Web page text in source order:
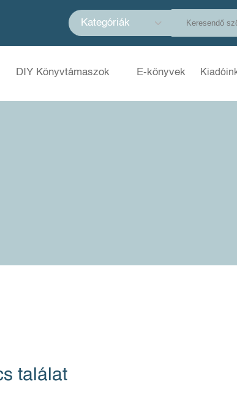
Kategóriák
DIY Könyvtámaszok E-könyvek
találat